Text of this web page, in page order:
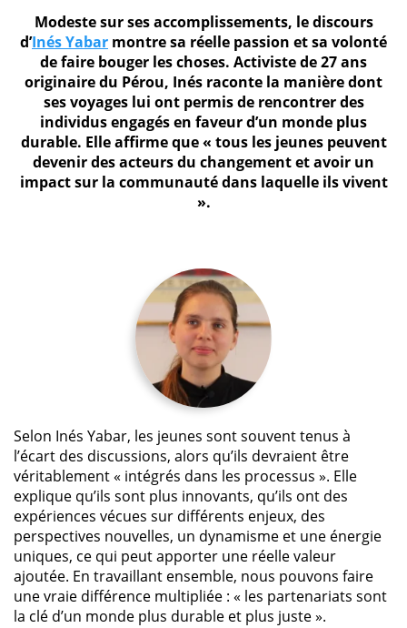
Modeste sur ses accomplissements, le discours
d’Inés Yabar montre sa réelle passion et sa volonté
de faire bouger les choses. Activiste de 27 ans
originaire du Pérou, Inés raconte la manière dont
ses voyages lui ont permis de rencontrer des
individus engagés en faveur d’un monde plus
durable. Elle affirme que « tous les jeunes peuvent
devenir des acteurs du changement et avoir un
impact sur la communauté dans laquelle ils vivent
».
Selon Inés Yabar, les jeunes sont souvent tenus à
l’écart des discussions, alors qu’ils devraient être
véritablement « intégrés dans les processus ». Elle
explique qu’ils sont plus innovants, qu’ils ont des
expériences vécues sur différents enjeux, des
perspectives nouvelles, un dynamisme et une énergie
uniques, ce qui peut apporter une réelle valeur
ajoutée. En travaillant ensemble, nous pouvons faire
une vraie différence multipliée : « les partenariats sont
la clé d’un monde plus durable et plus juste ».